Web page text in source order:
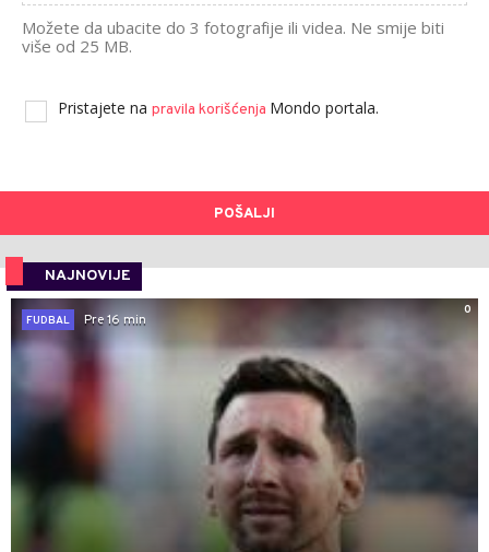
Možete da ubacite do 3 fotografije ili videa. Ne smije biti
više od 25 MB.
Pristajete na pravila korišćenja Mondo portala.
POŠALJI
NAJNOVIJE
0
FUDBAL
Pre 16 min